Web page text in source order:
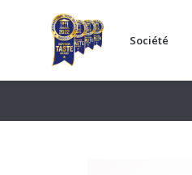
Société